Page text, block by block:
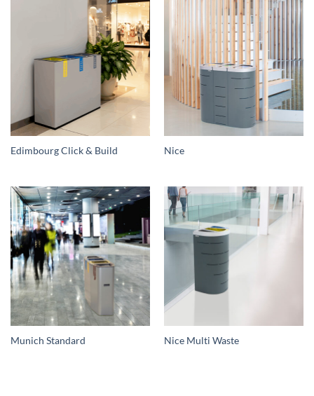
Edimbourg Click & Build Nice
Munich Standard Nice Multi Waste